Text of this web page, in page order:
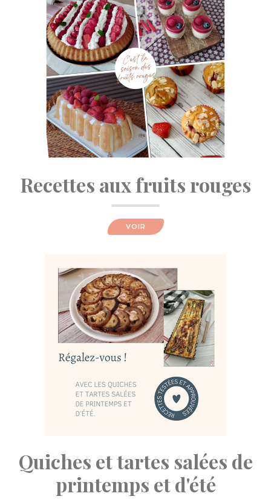
Recettes aux fruits rouges
VOIR
Quiches et tartes salées de
printemps et d'été